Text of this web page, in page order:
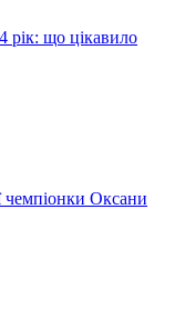
рік: що цікавило
чемпіонки Оксани